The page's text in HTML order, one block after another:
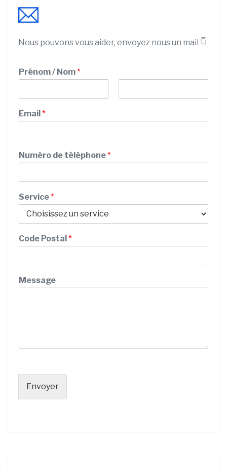
Nous pouvons vous aider, envoyez nous un mail 👇
/
P
s
a
C
d
Prénom / Nom*
r
é
m
Email*
Numéro de téléphone*
Service*
Code Postal*
Message
Envoyer